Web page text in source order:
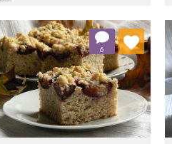
6
Dodaj do ulubionych
Wybierz listę: